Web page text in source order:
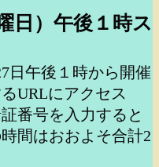
日）午後１時ス
日午後１時から開催
URLにアクセス
番号を入力すると
間はおおよそ合計2